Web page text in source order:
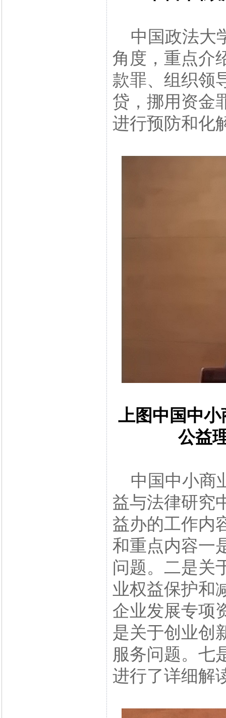
中国政法大
角度，重点介
款罪、组织领
贷，挪用资金
进行预防和化
上图中国中
公益
中国中小商
益与法律研究
益办的工作内
和重点内容一
问题。二是关
业权益保护和
企业发展专项
是关于创业创
服务问题。七
进行了详细解